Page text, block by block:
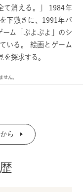
て消える。」 1984年
下敷きに、1991年バ
ーム「ぷよぷよ」のシ
いる。 絵画とゲーム
探求する。
せん。
ら